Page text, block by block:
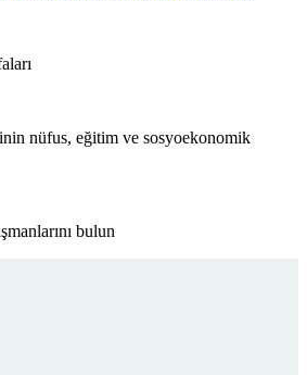
nüfus, eğitim ve sosyoekonomik
bulun